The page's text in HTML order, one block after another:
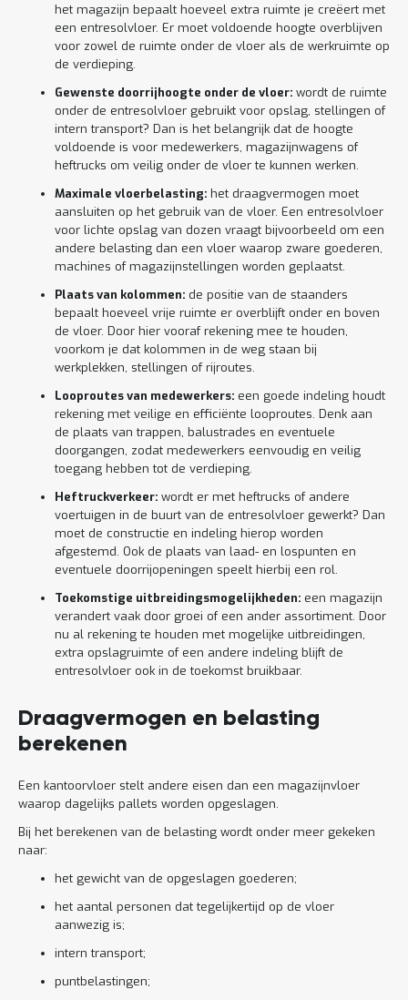
het magazijn bepaalt hoeveel extra ruimte je creëert met
een entresolvloer. Er moet voldoende hoogte overblijven
voor zowel de ruimte onder de vloer als de werkruimte op
de verdieping.
Gewenste doorrijhoogte onder de vloer: wordt de ruimte
onder de entresolvloer gebruikt voor opslag, stellingen of
intern transport? Dan is het belangrijk dat de hoogte
voldoende is voor medewerkers, magazijnwagens of
heftrucks om veilig onder de vloer te kunnen werken.
Maximale vloerbelasting: het draagvermogen moet
aansluiten op het gebruik van de vloer. Een entresolvloer
voor lichte opslag van dozen vraagt bijvoorbeeld om een
andere belasting dan een vloer waarop zware goederen,
machines of magazijnstellingen worden geplaatst.
Plaats van kolommen: de positie van de staanders
bepaalt hoeveel vrije ruimte er overblijft onder en boven
de vloer. Door hier vooraf rekening mee te houden,
voorkom je dat kolommen in de weg staan bij
werkplekken, stellingen of rijroutes.
Looproutes van medewerkers: een goede indeling houdt
rekening met veilige en efficiënte looproutes. Denk aan
de plaats van trappen, balustrades en eventuele
doorgangen, zodat medewerkers eenvoudig en veilig
toegang hebben tot de verdieping.
Heftruckverkeer: wordt er met heftrucks of andere
voertuigen in de buurt van de entresolvloer gewerkt? Dan
moet de constructie en indeling hierop worden
afgestemd. Ook de plaats van laad- en lospunten en
eventuele doorrijopeningen speelt hierbij een rol.
Toekomstige uitbreidingsmogelijkheden: een magazijn
verandert vaak door groei of een ander assortiment. Door
nu al rekening te houden met mogelijke uitbreidingen,
extra opslagruimte of een andere indeling blijft de
entresolvloer ook in de toekomst bruikbaar.
Draagvermogen en belasting
berekenen
Een kantoorvloer stelt andere eisen dan een magazijnvloer
waarop dagelijks pallets worden opgeslagen.
Bij het berekenen van de belasting wordt onder meer gekeken
naar:
het gewicht van de opgeslagen goederen;
het aantal personen dat tegelijkertijd op de vloer
aanwezig is;
intern transport;
puntbelastingen;